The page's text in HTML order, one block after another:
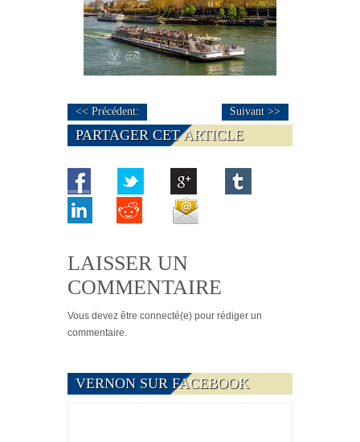
<< Précédent: Suivant >>
PARTAGER CET ARTICLE
LAISSER UN
COMMENTAIRE
Vous devez être connecté(e) pour rédiger un
commentaire.
VERNON SUR FACEBOOK